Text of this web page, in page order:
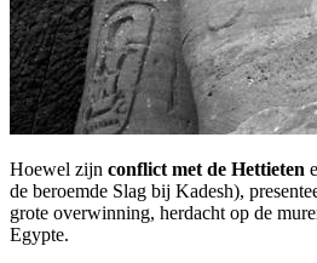
Hoewel zijn conflict met de Hettieten
de beroemde Slag bij Kadesh),
grote overwinning, herdacht op de
Egypte.